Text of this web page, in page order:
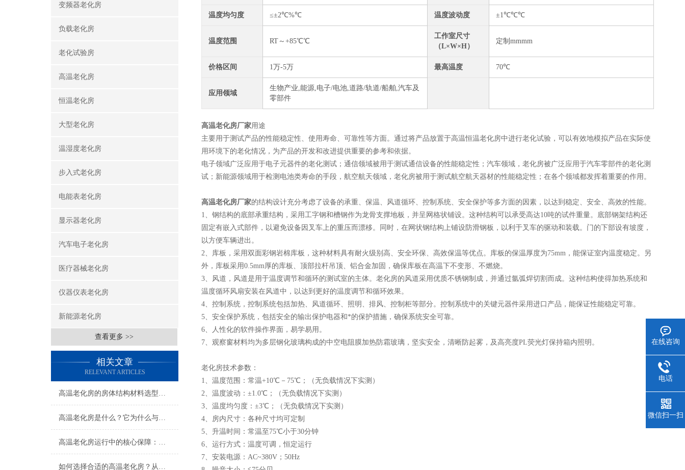
变频器老化房
负载老化房
老化试验房
高温老化房
恒温老化房
大型老化房
温湿度老化房
步入式老化房
电能表老化房
显示器老化房
汽车电子老化房
医疗器械老化房
仪器仪表老化房
新能源老化房
查看更多 >>
相关文章
RELEVANT ARTICLES
高温老化房的房体结构材料选型及作用
高温老化房是什么？它为什么与电子行业息息相关
高温老化房运行中的核心保障：安全防护系统的重要性
如何选择合适的高温老化房？从需求到落地的6步选型指南
温度均匀度 ≤±2℃%℃ 温度波动度 ±1℃℃℃
温度范围 RT～+85℃℃
工作室尺寸
（L×W×H）
定制mmmm
价格区间 1万-5万 最高温度 70℃
应用领域
生物产业,能源,电子/电池,道路/轨道/船舶,汽车及
零部件
高温老化房厂家用途
主要用于测试产品的性能稳定性、使用寿命、可靠性等方面。通过将产品放置于高温恒温老化房中进行老化试验，可以有效地模拟产品在实际使
用环境下的老化情况，为产品的开发和改进提供重要的参考和依据。
电子领域广泛应用于电子元器件的老化测试；通信领域被用于测试通信设备的性能稳定性；汽车领域，老化房被广泛应用于汽车零部件的老化测
试；新能源领域用于检测电池类寿命的手段，航空航天领域，老化房被用于测试航空航天器材的性能稳定性；在各个领域都发挥着重要的作用。
高温老化房厂家的结构设计充分考虑了设备的承重、保温、风道循环、控制系统、安全保护等多方面的因素，以达到稳定、安全、高效的性能。
1、钢结构的底部承重结构，采用工字钢和槽钢作为龙骨支撑地板，并呈网格状铺设。这种结构可以承受高达10吨的试件重量。底部钢架结构还
固定有嵌入式部件，以避免设备因叉车上的重压而漂移。同时，在网状钢结构上铺设防滑钢板，以利于叉车的驱动和装载。门的下部设有坡度，
以方便车辆进出。
2、库板，采用双面彩钢岩棉库板，这种材料具有耐火级别高、安全环保、高效保温等优点。库板的保温厚度为75mm，能保证室内温度稳定。另
外，库板采用0.5mm厚的库板、顶部拉杆吊顶、铝合金加固，确保库板在高温下不变形、不燃烧。
3、风道，风道是用于温度调节和循环的测试室的主体。老化房的风道采用优质不锈钢制成，并通过氩弧焊切割而成。这种结构使得加热系统和
温度循环风扇安装在风道中，以达到更好的温度调节和循环效果。
4、控制系统，控制系统包括加热、风道循环、照明、排风、控制柜等部分。控制系统中的关键元器件采用进口产品，能保证性能稳定可靠。
5、安全保护系统，包括安全的输出保护电器和*的保护措施，确保系统安全可靠。
6、人性化的软件操作界面，易学易用。
7、观察窗材料均为多层钢化玻璃构成的中空电阻膜加热防霜玻璃，坚实安全，清晰防起雾，及高亮度PL荧光灯保持箱内照明。
老化房技术参数：
1、温度范围：常温+10℃－75℃；（无负载情况下实测）
2、温度波动：±1.0℃；（无负载情况下实测）
3、温度均匀度：±3℃；（无负载情况下实测）
4、房内尺寸：各种尺寸均可定制
5、升温时间：常温至75℃小于30分钟
6、运行方式：温度可调，恒定运行
7、安装电源：AC~380V；50Hz
在线咨询
电话
微信扫一扫